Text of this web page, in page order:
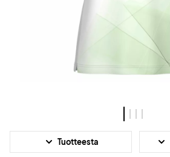
Tuotteesta